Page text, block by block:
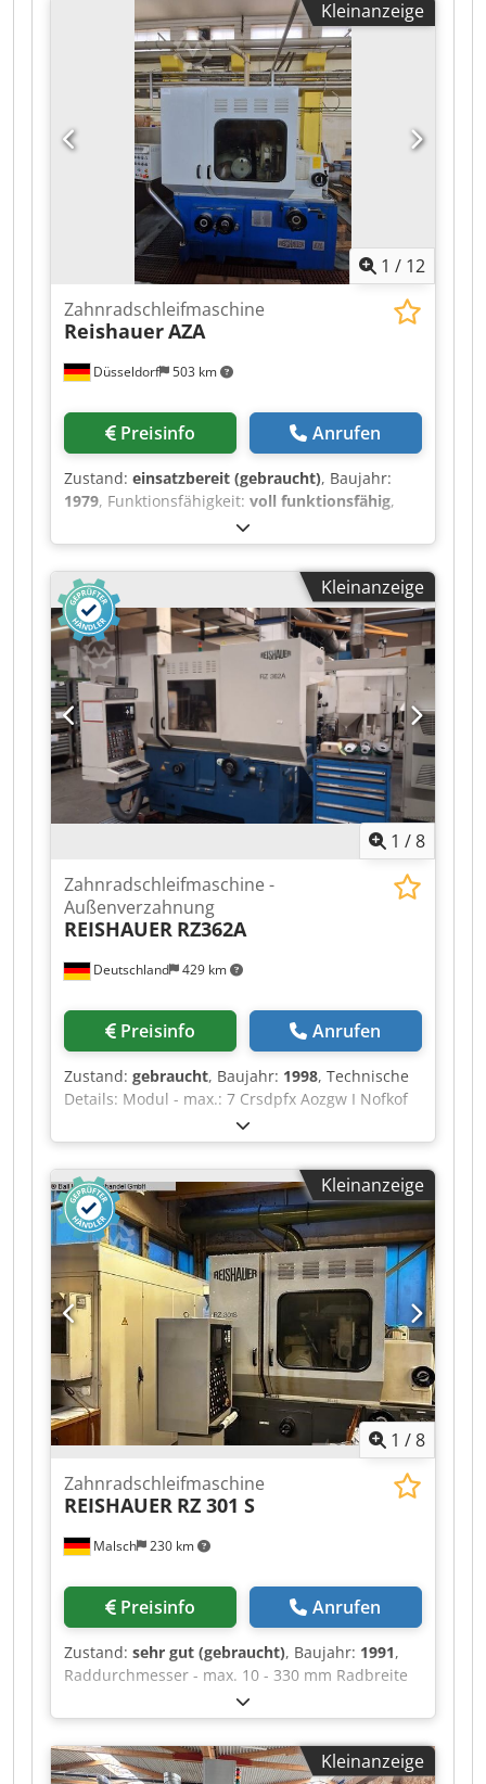
Schraubenwinkel: 45 Grad Max.
Werkstückgewicht: 4000 kg Anzahl der Zähne:
10-250 mm Abmessungen: 7700 x 4540 x 3320
mm Maschinengewicht: 30 Tonnen Satz von
Wechselzahnrädern ist verfügbar. Video der
Maschine in Betrieb verfügbar!
Kleinanzeige
1 / 12
Düsseldorf 503 km
Zahnradschleifmaschine
ReishauerAZA
Preisinfo Anrufen
Zustand: einsatzbereit (gebraucht), Baujahr:
1979, Funktionsfähigkeit: voll funktionsfähig,
Max gear Diameter 330 mm Max Module 6
Crodjzh H R Nspfx Afkof Wheel width 180 mm
Min. Modul 0,5 Machine weight 5500 kg
Accessories available see on photo Kleinanzeige
1 /8
Deutschland 429 km
Zahnradschleifmaschine -
Außenverzahnung
REISHAUER RZ362A
Preisinfo Anrufen
Zustand: gebraucht, Baujahr: 1998, Technische
Details: Modul - max.: 7 Crsdpfx Aozgw I Nofkof
Maschinengewicht ca.: 5 t Schleifschnecken -
Durchmesser: 280-350 mm Schleifschnecken-
Breite: 84-104 mm Zähnezahl - min.: 6 Zähnezahl
- max.: 600 Größter zulässiger
Kopfkreisdurchmesser: 360 mm max.
Werkstückgewicht: 60 kg mit Turboseparator,
Ladeportal, Auswucht- und Abrichtgerät der
neusten Generation und diversem Zubehör *
Kleinanzeige
1 /8
Malsch 230 km
Zahnradschleifmaschine
REISHAUER RZ 301 S
Preisinfo Anrufen
Zustand: sehr gut (gebraucht), Baujahr: 1991,
Raddurchmesser - max. 10 - 330 mm Radbreite
180 mm Modul - max. 7 Modul - min. 0,5
Einspannlänge 420 mm Zähnezahl 10 - 600
Schrägungswinkel - max. +/- 45 ° Drehzahl 1100 -
1900 U/min Schleifscheibendurchmesser 280 -
Kleinanzeige